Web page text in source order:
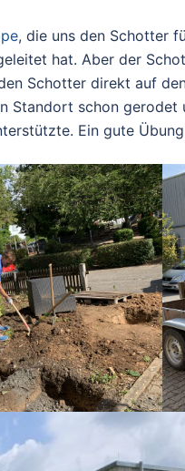
, die uns den Schotter
hat. Aber der
Schotter direkt auf
Standort schon
Ein gute